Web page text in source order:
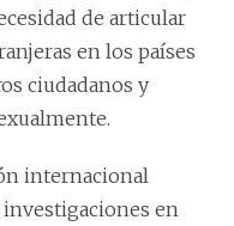
de articular
en los países
ciudadanos y
internacional
en